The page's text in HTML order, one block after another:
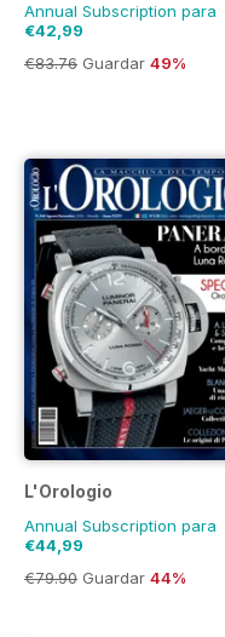
Annual Subscription para
€42,99
€83.76 Guardar 49%
L'Orologio
Annual Subscription para
€44,99
€79.90 Guardar 44%